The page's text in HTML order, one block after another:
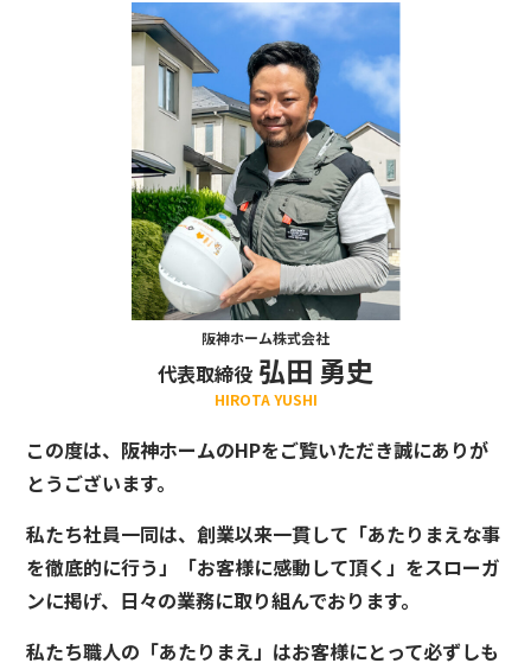
阪神ホーム株式会社
代表取締役 弘田 勇史
HIROTA YUSHI
この度は、阪神ホームのHPをご覧いただき誠にありが
とうございます。
私たち社員一同は、創業以来一貫して「あたりまえな事
を徹底的に行う」「お客様に感動して頂く」をスローガ
ンに掲げ、日々の業務に取り組んでおります。
私たち職人の「あたりまえ」はお客様にとって必ずしも